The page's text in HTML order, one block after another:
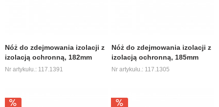
Nóż do zdejmowania izolacji z
izolacją ochronną, 182mm
Nr artykułu.: 117.1391
Nóż do zdejmowania izolacji z
izolacją ochronną, 185mm
Nr artykułu.: 117.1305